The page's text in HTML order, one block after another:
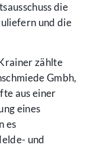
die
und die
zählte
Gmbh,
aus einer
eines
es
und